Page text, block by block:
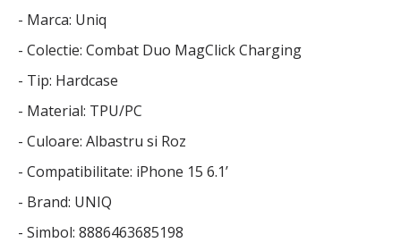
- Marca: Uniq
- Colectie: Combat Duo MagClick Charging
- Tip: Hardcase
- Material: TPU/PC
- Culoare: Albastru si Roz
- Compatibilitate: iPhone 15 6.1’
- Brand: UNIQ
- Simbol: 8886463685198